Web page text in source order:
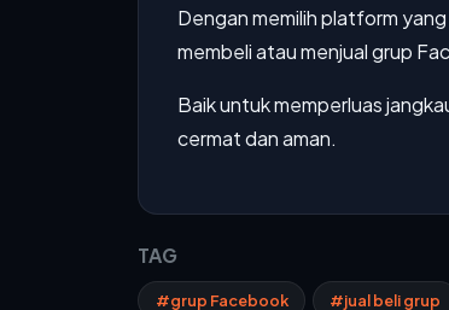
Dengan memilih platform
membeli atau menjual grup
Baik untuk memperluas
cermat dan aman.
TAG
#grup Facebook #jual beli grup